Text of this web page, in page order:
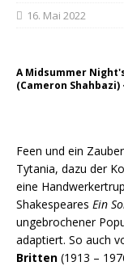
16. Mai 2022
A Midsummer
(Cameron
Feen und ein
Tytania, dazu der
eine
Shakespeares Ein
ungebrochener
adaptiert. So auch
Britten (1913 –